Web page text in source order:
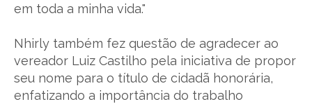
em toda a minha vida."
Nhirly também fez questão de agradecer ao
vereador Luiz Castilho pela iniciativa de propor
seu nome para o título de cidadã honorária,
enfatizando a importância do trabalho